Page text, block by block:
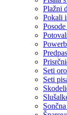
Plažni
Pokali
Seti
Seti